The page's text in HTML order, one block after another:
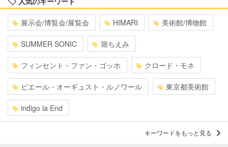
展示会/博覧会/展覧会 HIMARI 美術館/博物館
SUMMER SONIC 堀ちえみ
フィンセント・ファン・ゴッホ クロード・モネ
ピエール・オーギュスト・ルノワール 東京都美術館
indigo la End
キーワードをもっと見る